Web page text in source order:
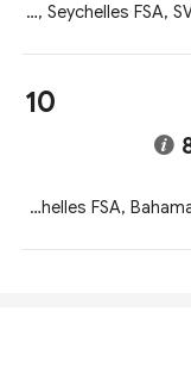
CySEC, ASIC, Mauritius FSC, Seychelles FSA, SVG FSA
10
CySEC, FCA, ASIC, Seychelles FSA, Bahamas SCB